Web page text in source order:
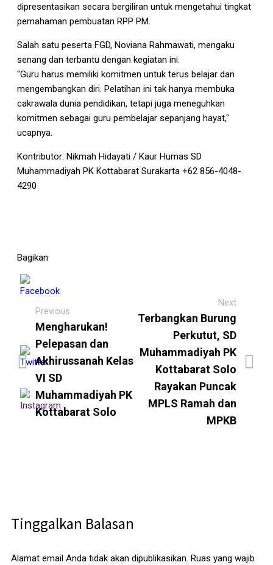
dipresentasikan secara bergiliran untuk mengetahui tingkat
pemahaman pembuatan RPP PM.
Salah satu peserta FGD, Noviana Rahmawati, mengaku
senang dan terbantu dengan kegiatan ini.
"Guru harus memiliki komitmen untuk terus belajar dan
mengembangkan diri. Pelatihan ini tak hanya membuka
cakrawala dunia pendidikan, tetapi juga meneguhkan
komitmen sebagai guru pembelajar sepanjang hayat,"
ucapnya.
Kontributor: Nikmah Hidayati / Kaur Humas SD
Muhammadiyah PK Kottabarat Surakarta +62 856-4048-
4290
Bagikan
Previous
Mengharukan!
Pelepasan dan
Akhirussanah Kelas
VI SD
Muhammadiyah PK
Kottabarat Solo
Next
Terbangkan Burung
Perkutut, SD
Muhammadiyah PK
Kottabarat Solo
Rayakan Puncak
MPLS Ramah dan
MPKB
Tinggalkan Balasan
Alamat email Anda tidak akan dipublikasikan. Ruas yang wajib